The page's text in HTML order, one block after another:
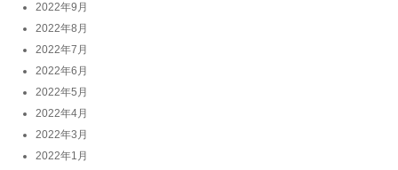
2022年9月
2022年8月
2022年7月
2022年6月
2022年5月
2022年4月
2022年3月
2022年1月